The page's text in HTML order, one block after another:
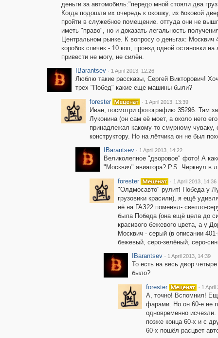
деньги за автомобиль:"передо мной стояли два
Когда подошла их очередь к окошку, из боковой
пройти в служебное помещение. оттуда они не
иметь "право", но и доказать легальность
Центральном рынке. К вопросу о деньгах:
коробок спичек - 10 коп, проезд одной остановки
привести не могу, не силён.
IBarantsev · 1 April 2013, 12:26
Люблю такие рассказы, Сергей Викторович!
трех "Побед" какие еще машины были?
forester
· 1 April 2013, 13:39
Иван, посмотри фотографию 35296. Там
Луконина (он сам её моет, а около него
принадлежал какому-то смурному
конструктору. Но на лётчика он не был
IBarantsev · 1 April 2013, 14:22
Великолепное "дворовое" фото! А
"Москвич" авиатора? P.S. Черкнул в
forester
· 1 April 2013, 14:36
"Олдмосавто" рулит! Победа у
грузовики красили), я ещё
её на ГАЗ22 поменял- светло-
была Победа (она ещё цела до
красивого бежевого цвета, а у
Москвич - серый (в описании
бежевый, серо-зелёный, серо-
IBarantsev · 1 April 2013, 14:39
То есть на весь двор
было?
forester
· 1 April
А, точно! Вспомнил!
фарами. Но он 60-е не
одновременно
позже конца 60-х и с
60-х пошёл расцвет